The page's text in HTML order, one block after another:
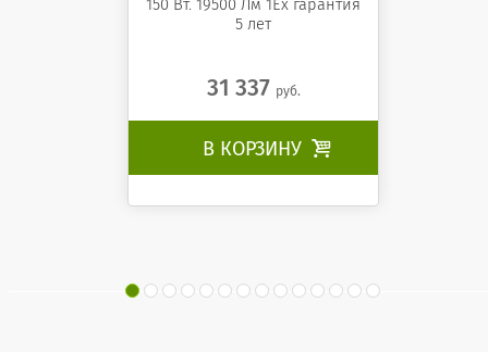
150 Вт. 19500 Лм 1Ех гарантия
5 лет
31 337 руб.
В КОРЗИНУ 